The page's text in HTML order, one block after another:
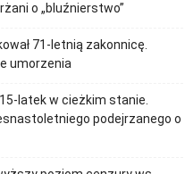
o „bluźnierstwo”
71-letnią zakonnicę.
umorzenia
latek w cieżkim stanie.
podejrzanego o